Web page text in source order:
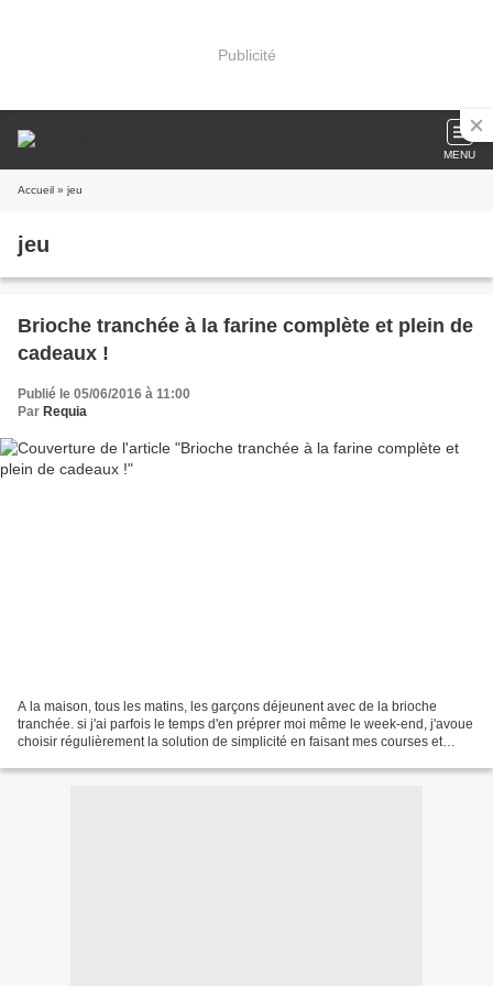
Publicité
MENU
Accueil » jeu
jeu
Brioche tranchée à la farine complète et plein de
cadeaux !
Publié le 05/06/2016 à 11:00
Par Requia
A la maison, tous les matins, les garçons déjeunent avec de la brioche
tranchée. si j'ai parfois le temps d'en préprer moi même le week-end, j'avoue
choisir régulièrement la solution de simplicité en faisant mes courses et